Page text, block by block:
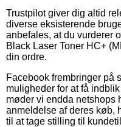
Trustpilot giver dig altid
diverse eksisterende
anbefales, at du vurderer
Black Laser Toner HC+
din ordre.
Facebook frembringer på
muligheder for at få
møder vi endda netshops
anmeldelse af deres køb,
til at tage stilling til